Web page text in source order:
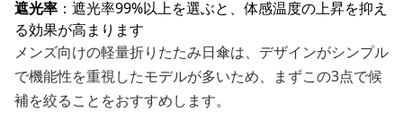
遮光率 ：遮光率99%以上を選ぶと、体感温度の上昇を抑え
る効果が高まります
メンズ向けの軽量折りたたみ日傘は、デザインがシンプル
で機能性を重視したモデルが多いため、まずこの3点で候
補を絞ることをおすすめします。